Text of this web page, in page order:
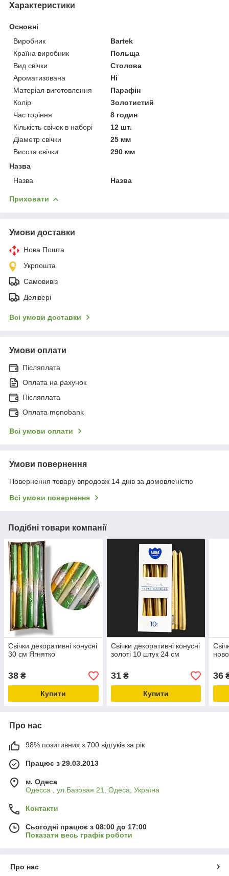
Характеристики
Основні
Виробник
Bartek
Країна виробник
Польща
Вид свічки
Столова
Ароматизована
Ні
Матеріал виготовлення
Парафін
Колір
Золотистий
Час горіння
8 годин
Кількість свічок в наборі
12 шт.
Діаметр свічки
25 мм
Висота свічки
290 мм
Назва
Назва
Назва
Приховати
Умови доставки
Нова Пошта
Укрпошта
Самовивіз
Делівері
Всі умови доставки
Умови оплати
Післяплата
Оплата на рахунок
Післяплата
Оплата monobank
Всі умови оплати
Умови повернення
Повернення товару впродовж 14 днів за домовленістю
Всі умови повернення
Подібні товари компанії
Свічки декоративні конусні
30 см Ягнятко
38 ₴
Купити
Свічки декоративні конусні
золоті 10 штук 24 см
31₴
Купити
36
Про нас
98% позитивних з 700 відгуків за рік
Працює з 29.03.2013
м. Одеса
Одесса , ул.Базовая 21, Одеса, Україна
Контакти
Сьогодні працює з 08:00 до 17:00
Показати весь графік роботи
Про нас